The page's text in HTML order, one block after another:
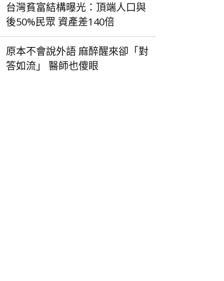
台灣貧富結構曝光：頂端人口與
後50%民眾 資產差140倍
原本不會說外語 麻醉醒來卻「對
答如流」 醫師也傻眼